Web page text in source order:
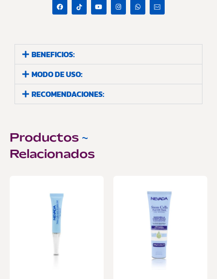
BENEFICIOS:
MODO DE USO:
RECOMENDACIONES:
Productos ~
Relacionados